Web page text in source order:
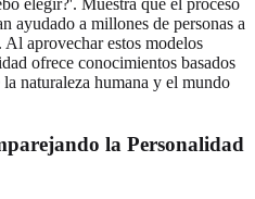
elegir?'. Muestra que el proceso
ayudado a millones de personas a
aprovechar estos modelos
ofrece conocimientos basados
naturaleza humana y el mundo
la Personalidad